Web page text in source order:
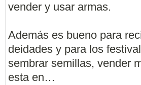
vender y usar armas.
Además es bueno para
deidades y para los
sembrar semillas, vender
esta en…